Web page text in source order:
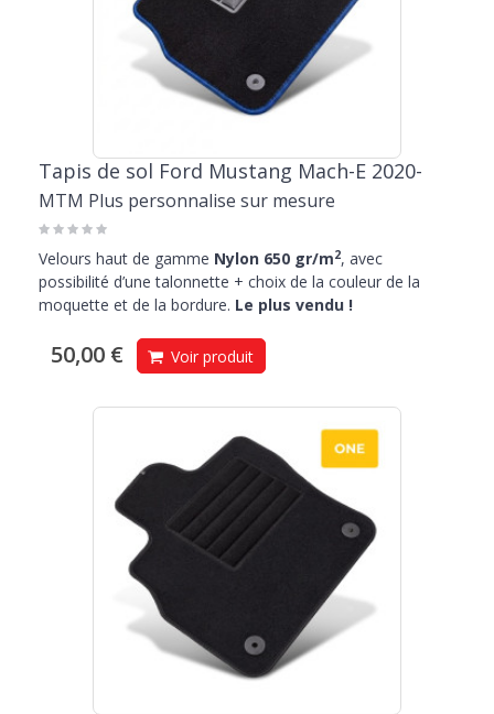
Tapis de sol Ford Mustang Mach-E 2020-
MTM Plus personnalise sur mesure
Velours haut de gamme Nylon 650 gr/m2, avec
possibilité d’une talonnette + choix de la couleur de la
moquette et de la bordure. Le plus vendu !
50,00 € Voir produit